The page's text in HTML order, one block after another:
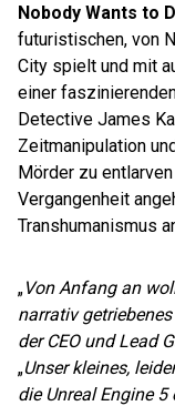
Nobody Wants to
futuristischen, von
City spielt und mit
einer
Detective James
Zeitmanipulation
Mörder zu
Vergangenheit
Transhumanismus
„Von Anfang an
narrativ
der CEO und Lead
„Unser kleines,
die Unreal Engine